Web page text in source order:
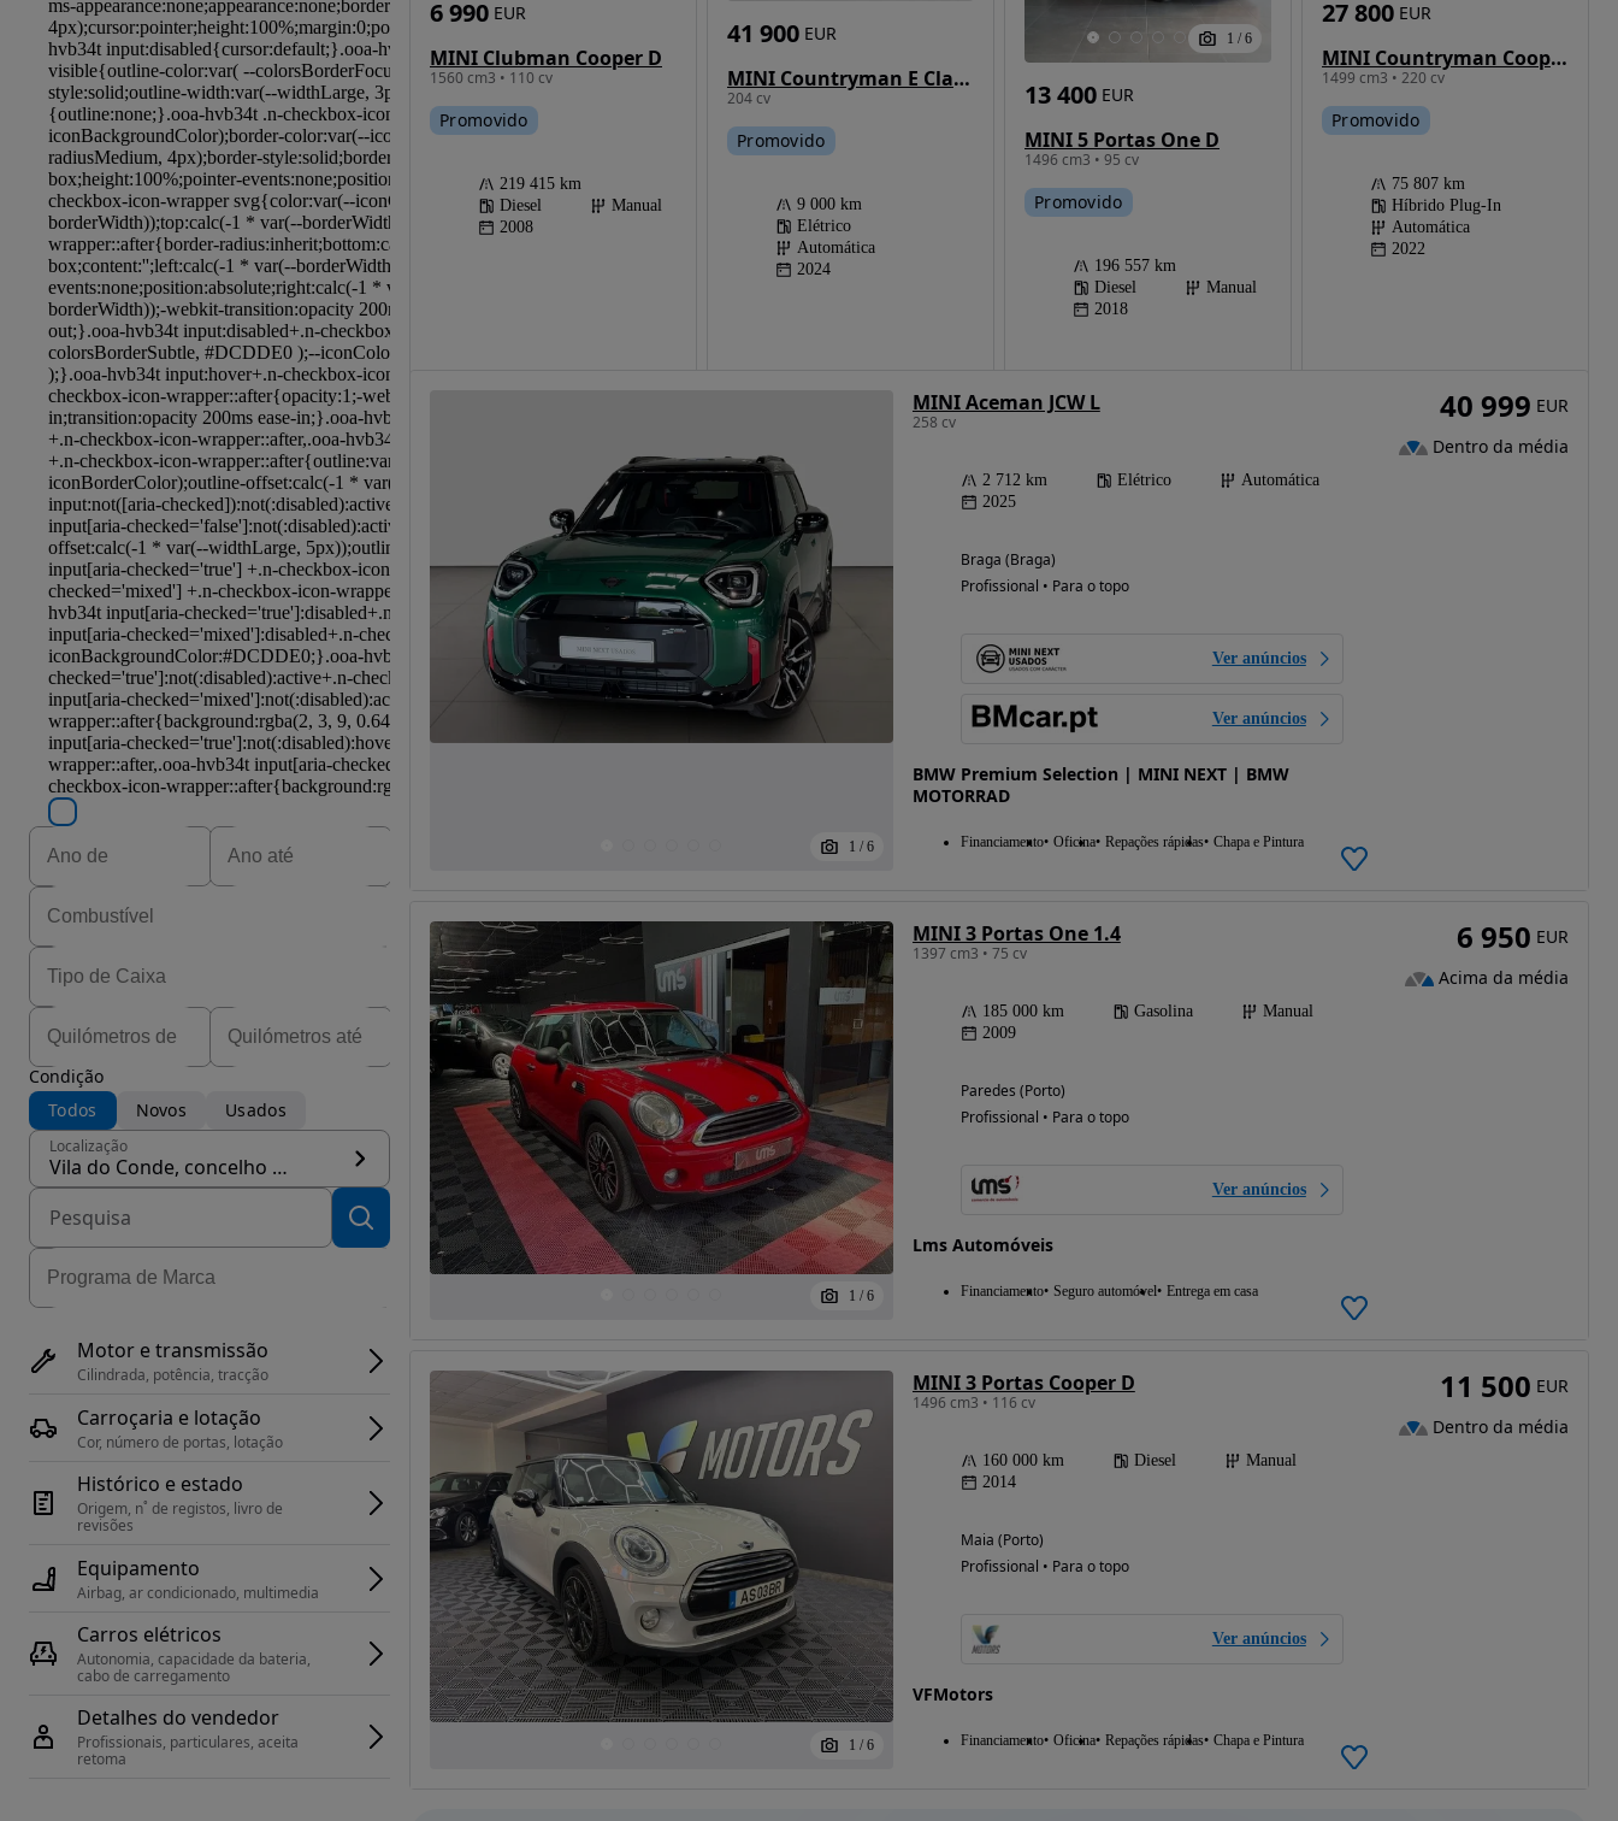
Possibilidade de
financiamento
Condição
Todos
Novos Usados
Localização
Vila do Conde, concelho Vila do Conde
Motor e transmissão
Cilindrada, potência, tracção
Carroçaria e lotação
Cor, número de portas, lotação
Histórico e estado
Origem, n˚ de registos, livro de
revisões
Equipamento
Airbag, ar condicionado, multimedia
Carros elétricos
Autonomia, capacidade da bateria,
cabo de carregamento
Detalhes do vendedor
Profissionais, particulares, aceita
retoma
MINI Clubman Cooper D
1560 cm3 • 110 cv
6 990 EUR
Promovido
219 415 km
Diesel
Manual
2008
MINI Countryman E Classic M
204 cv
41 900 EUR
Promovido
9 000 km
Elétrico
Automática
2024
1 / 6
MINI 5 Portas One D
1496 cm3 • 95 cv
13 400 EUR
Promovido
196 557 km
Diesel
Manual
2018
MINI Countryman Cooper SE ALL4 Northwood Edition Auto
1499 cm3 • 220 cv
27 800 EUR
Promovido
75 807 km
Híbrido Plug-In
Automática
2022
1 / 6
MINI Aceman JCW L
258 cv
2 712 km Elétrico
Automática
2025
Braga (Braga)
Profissional • Para o topo
Ver anúncios
Ver anúncios
BMW Premium Selection | MINI NEXT | BMW
MOTORRAD
Financiamento Oficina Repações rápidas Chapa e Pintura
40 999 EUR
Dentro da média
1 / 6
MINI 3 Portas One 1.4
1397 cm3 • 75 cv
185 000 km Gasolina
Manual
2009
Paredes (Porto)
Profissional • Para o topo
Ver anúncios
Lms Automóveis
Financiamento Seguro automóvel Entrega em casa
6 950 EUR
Acima da média
1 / 6
MINI 3 Portas Cooper D
1496 cm3 • 116 cv
160 000 km Diesel
Manual
2014
Maia (Porto)
Profissional • Para o topo
Ver anúncios
VFMotors
Financiamento Oficina Repações rápidas Chapa e Pintura
11 500 EUR
Dentro da média